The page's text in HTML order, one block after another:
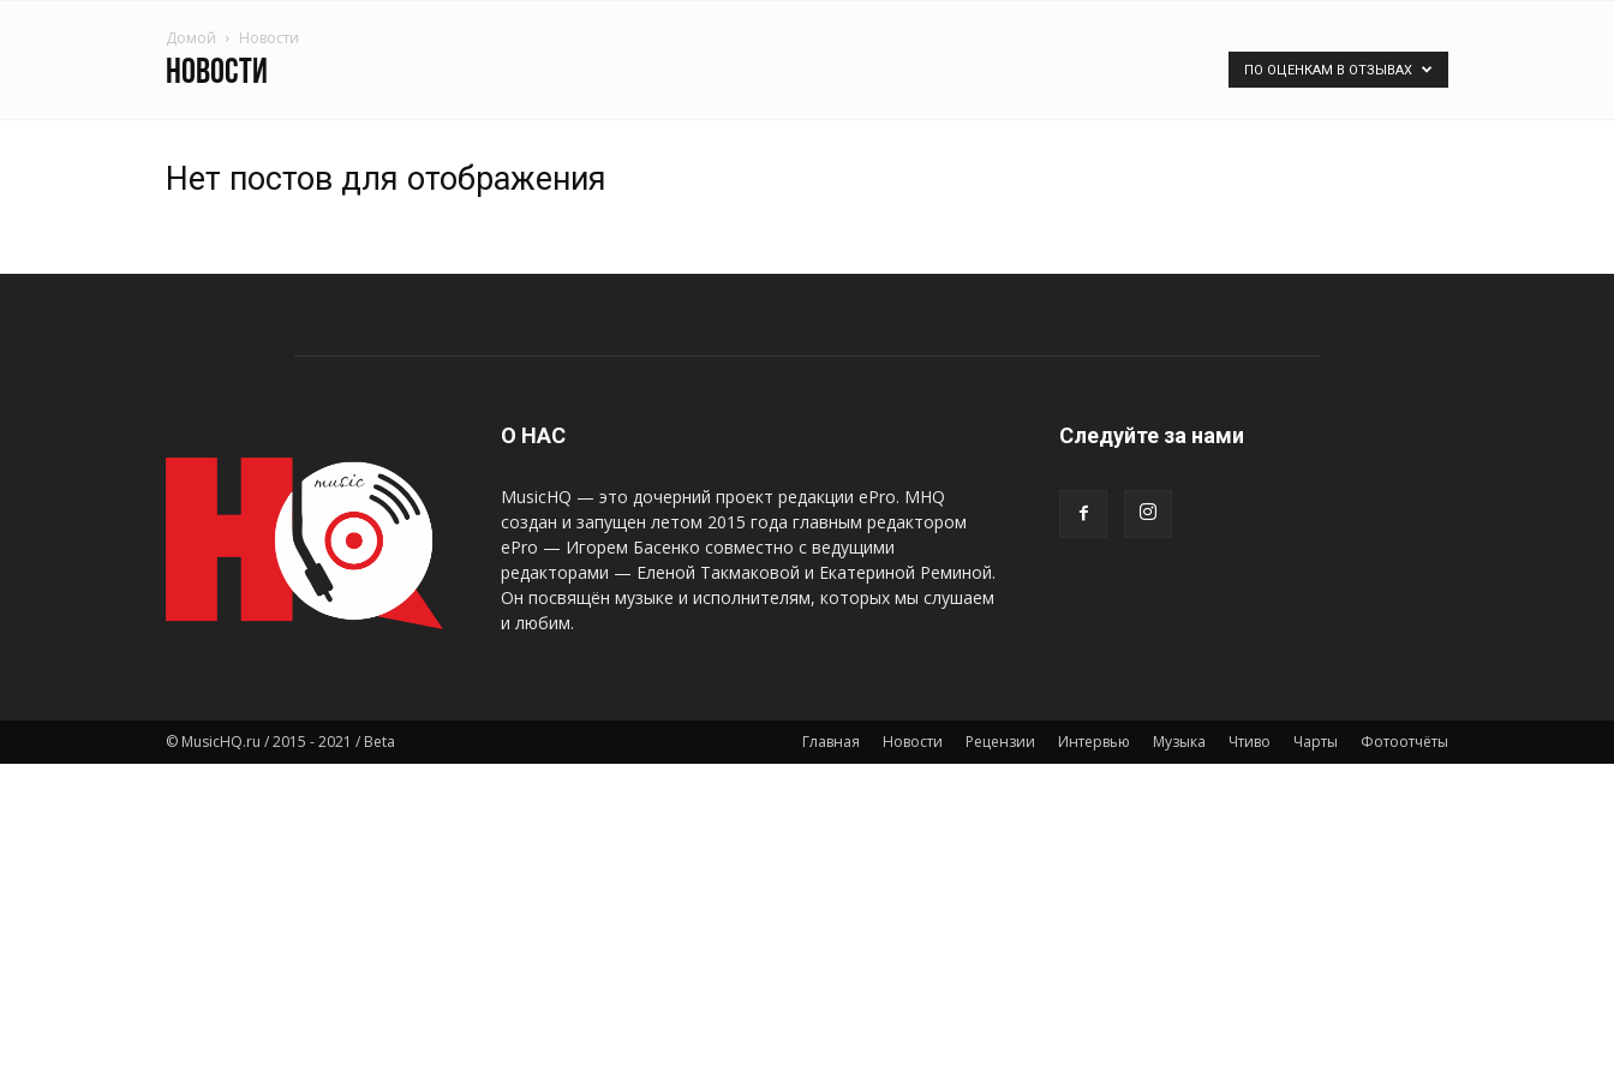
Домой Новости
НОВОСТИ ПО ОЦЕНКАМ В ОТЗЫВАХ
Нет постов для отображения
О НАС
MusicHQ — это дочерний проект редакции ePro. MHQ
создан и запущен летом 2015 года главным редактором
ePro — Игорем Басенко совместно с ведущими
редакторами — Еленой Такмаковой и Екатериной Реминой.
Он посвящён музыке и исполнителям, которых мы слушаем
и любим.
Следуйте за нами
Главная Новости Рецензии Интервью Музыка Чтиво Чарты Фотоотчёты
© MusicHQ.ru / 2015 - 2021 / Beta